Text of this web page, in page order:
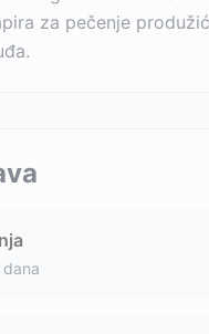
za pečenje